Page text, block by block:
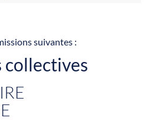
suivantes :
collectives